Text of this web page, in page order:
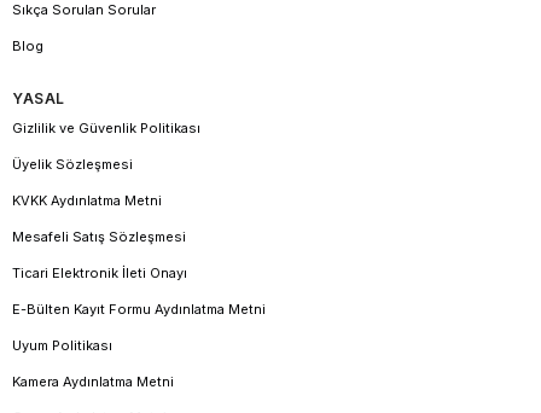
Sıkça Sorulan Sorular
Blog
YASAL
Gizlilik ve Güvenlik Politikası
Üyelik Sözleşmesi
KVKK Aydınlatma Metni
Mesafeli Satış Sözleşmesi
Ticari Elektronik İleti Onayı
E-Bülten Kayıt Formu Aydınlatma Metni
Uyum Politikası
Kamera Aydınlatma Metni